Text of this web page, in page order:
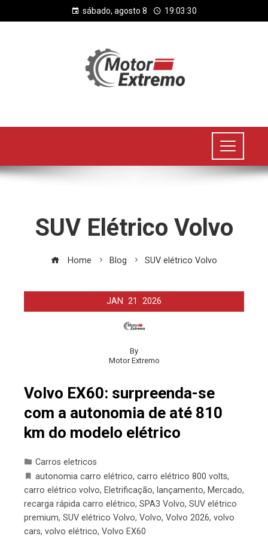
sábado, agosto 8 19:03:30
SUV Elétrico Volvo
Home Blog SUV elétrico Volvo
JAN 21 2026
By
Motor Extremo
Volvo EX60: surpreenda-se
com a autonomia de até 810
km do modelo elétrico
Carros eletricos
autonomia carro elétrico, carro elétrico 800 volts,
carro elétrico volvo, Eletrificação, lançamento, Mercado,
recarga rápida carro elétrico, SPA3 Volvo, SUV elétrico
premium, SUV elétrico Volvo, Volvo, Volvo 2026, volvo
cars, volvo elétrico, Volvo EX60